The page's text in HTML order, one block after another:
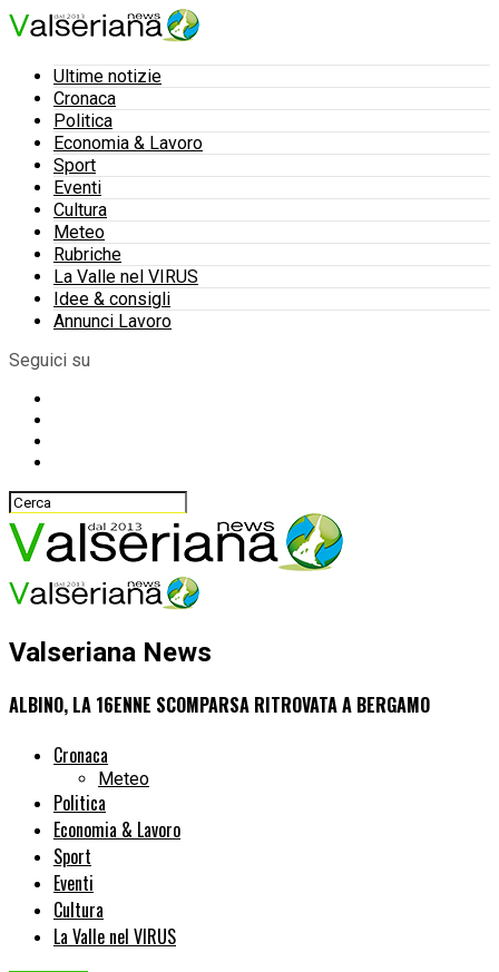
Ultime notizie
Cronaca
Politica
Economia & Lavoro
Sport
Eventi
Cultura
Meteo
Rubriche
La Valle nel VIRUS
Idee & consigli
Annunci Lavoro
Seguici su
Valseriana News
ALBINO, LA 16ENNE SCOMPARSA RITROVATA A BERGAMO
Cronaca
Meteo
Politica
Economia & Lavoro
Sport
Eventi
Cultura
La Valle nel VIRUS